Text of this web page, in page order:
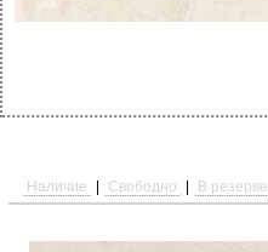
Наличие Свободно В резерве